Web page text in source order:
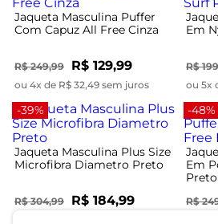
Jaqueta Masculina Puffer
Com Capuz All Free Cinza
R$ 249,99 R$ 129,99
ou 4x de R$ 32,49 sem juros
Em
R$
ou 5x
-39%
Jaqueta Masculina Plus Size
Microfibra Diametro Preto
R$ 304,99 R$ 184,99
-48%
Em
Preto
R$